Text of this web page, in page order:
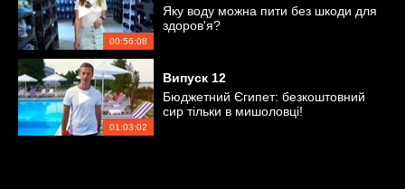
00:56:08
Яку воду можна пити без шкоди для
здоров'я?
01:03:02
Випуск 12
Бюджетний Єгипет: безкоштовний
сир тільки в мишоловці!